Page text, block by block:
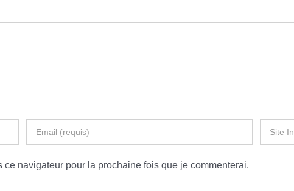
navigateur pour la prochaine fois que je commenterai.